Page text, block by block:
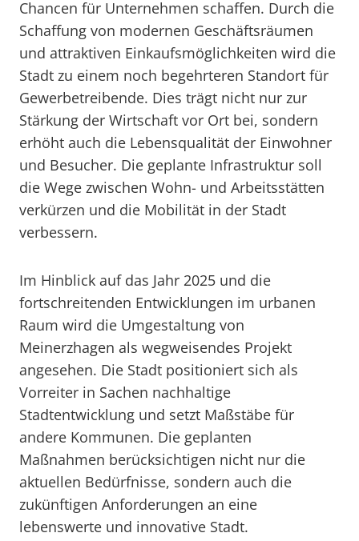
Chancen für Unternehmen schaffen. Durch die
Schaffung von modernen Geschäftsräumen
und attraktiven Einkaufsmöglichkeiten wird die
Stadt zu einem noch begehrteren Standort für
Gewerbetreibende. Dies trägt nicht nur zur
Stärkung der Wirtschaft vor Ort bei, sondern
erhöht auch die Lebensqualität der Einwohner
und Besucher. Die geplante Infrastruktur soll
die Wege zwischen Wohn- und Arbeitsstätten
verkürzen und die Mobilität in der Stadt
verbessern.
Im Hinblick auf das Jahr 2025 und die
fortschreitenden Entwicklungen im urbanen
Raum wird die Umgestaltung von
Meinerzhagen als wegweisendes Projekt
angesehen. Die Stadt positioniert sich als
Vorreiter in Sachen nachhaltige
Stadtentwicklung und setzt Maßstäbe für
andere Kommunen. Die geplanten
Maßnahmen berücksichtigen nicht nur die
aktuellen Bedürfnisse, sondern auch die
zukünftigen Anforderungen an eine
lebenswerte und innovative Stadt.